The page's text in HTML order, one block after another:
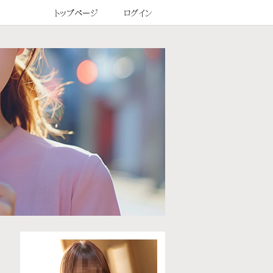
トップページ ログイン